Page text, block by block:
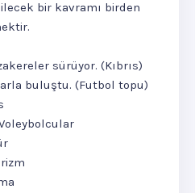
bir kavramı birden
sürüyor. (Kıbrıs)
buluştu. (Futbol topu)